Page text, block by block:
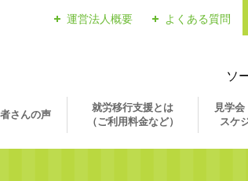
運営法人概要 よくある質問
ソ
さんの声
就労移行支援とは
（ご利用料金など）
見学
スケ